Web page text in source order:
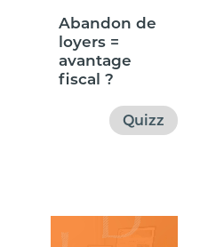
Abandon de
loyers =
avantage
fiscal ?
Quizz